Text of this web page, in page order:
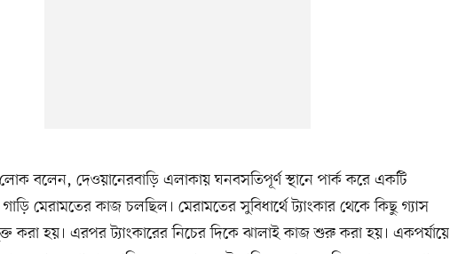
বলেন, দেওয়ানেরবাড়ি এলাকায় ঘনবসতিপূর্ণ স্থানে পার্ক করে একটি
মেরামতের কাজ চলছিল। মেরামতের সুবিধার্থে ট্যাংকার থেকে কিছু গ্যাস
করা হয়। এরপর ট্যাংকারের নিচের দিকে ঝালাই কাজ শুরু করা হয়। একপর্যায়ে